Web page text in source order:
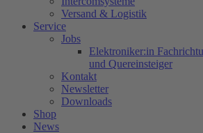
Versand & Logistik
Service
Jobs
Elektroniker:in
und Quereinsteiger
Kontakt
Newsletter
Downloads
Shop
News